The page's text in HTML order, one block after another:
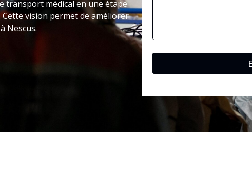
transport médical en une étape
vision permet de améliorer
Nescus.